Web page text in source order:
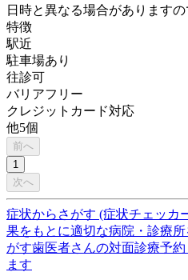
日時と異なる場合があります
特徴
駅近
駐車場あり
往診可
バリアフリー
クレジットカード対応
他5個
前へ
1
次へ
症状からさがす (症状チェッカ
果をもとに適切な病院・診療
がす歯医者さんの対面診療予
ます